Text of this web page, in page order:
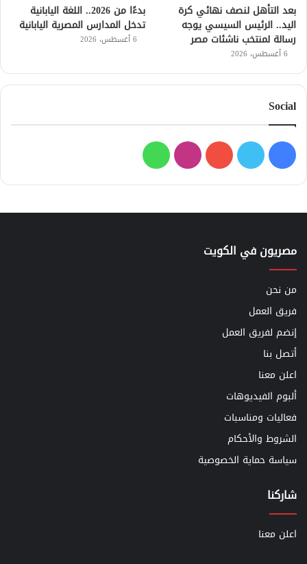
بعد التأهل لنصف نهائي كرة
اليد.. الرئيس السيسي يوجه
رسالة لمنتخب ناشئات مصر
6 أغسطس، 2026
بدءًا من 2026.. اللغة اليابانية
تدخل المدارس المصرية اليابانية
6 أغسطس، 2026
Social
فيسبوك
تويتر يوتيوبانستقرامواتساب
مصريون في الكويت
من نحن
فريق العمل
إنضم لفريق العمل
أتصل بنا
اعلن معنا
ألبوم الفيديوهات
فعاليات ومناسبات
الشروط والأحكام
سياسة حماية الخصوصية
شاركنا
اعلن معنا